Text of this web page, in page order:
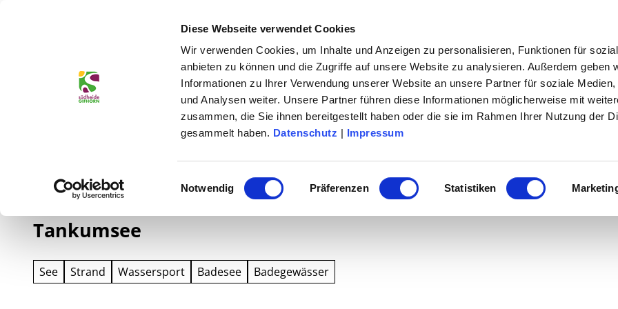
Diese Webseite verwendet Cookies
Wir verwenden Cookies, um Inhalte und Anzeigen zu personalisieren, Funktionen für
anbieten zu können und die Zugriffe auf unsere Website zu analysieren. Außerdem geben
Informationen zu Ihrer Verwendung unserer Website an unsere Partner für soziale Medien,
und Analysen weiter. Unsere Partner führen diese Informationen möglicherweise mit
zusammen, die Sie ihnen bereitgestellt haben oder die sie im Rahmen Ihrer Nutzung der
gesammelt haben. Datenschutz | Impressum
i
l
l
Notwendig Präferenzen Statistiken
Tankumsee
See Strand Wassersport Badesee Badegewässer